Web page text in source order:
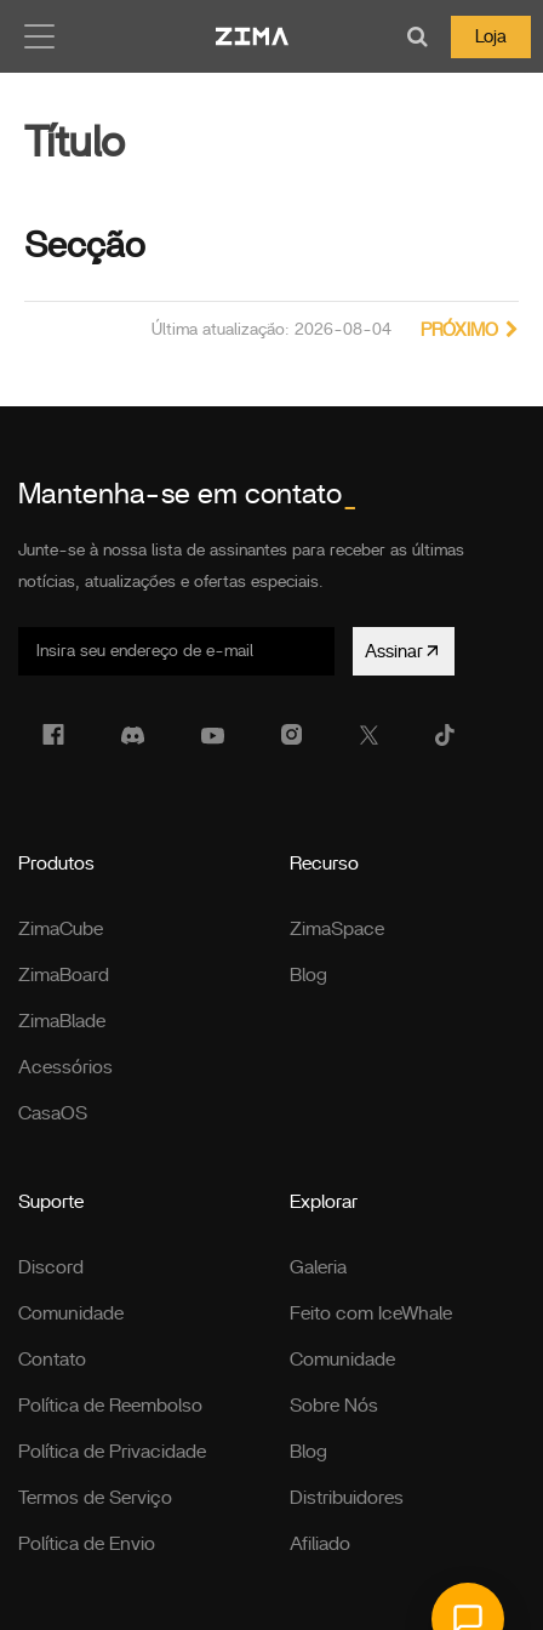
Loja
Título
Secção
Última atualização: 2026-08-04 PRÓXIMO
Mantenha-se em contato
Junte-se à nossa lista de assinantes para receber as últimas
notícias, atualizações e ofertas especiais.
Assinar
Produtos
ZimaCube
ZimaBoard
ZimaBlade
Acessórios
CasaOS
Recurso
ZimaSpace
Blog
Suporte
Discord
Comunidade
Contato
Política de Reembolso
Política de Privacidade
Termos de Serviço
Política de Envio
Explorar
Galeria
Feito com IceWhale
Comunidade
Sobre Nós
Blog
Distribuidores
Afiliado